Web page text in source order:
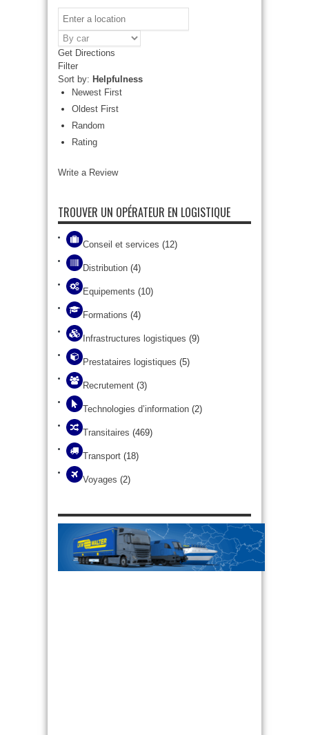
Get Directions
Filter
Sort by: Helpfulness
Newest First
Oldest First
Random
Rating
Write a Review
TROUVER UN OPÉRATEUR EN LOGISTIQUE
Conseil et services (12)
Distribution (4)
Equipements (10)
Formations (4)
Infrastructures logistiques (9)
Prestataires logistiques (5)
Recrutement (3)
Technologies d’information (2)
Transitaires (469)
Transport (18)
Voyages (2)